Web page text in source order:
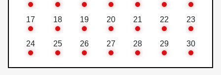
17 18 19 20 21 22 23
24 25 26 27 28 29 30